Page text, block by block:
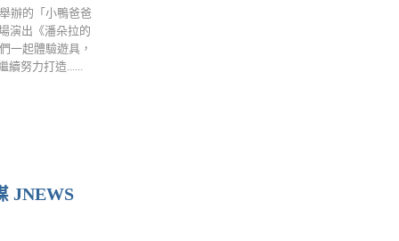
辦的「小鴨爸爸
演出《潘朵拉的
一起體驗遊具，
續努力打造......
JNEWS